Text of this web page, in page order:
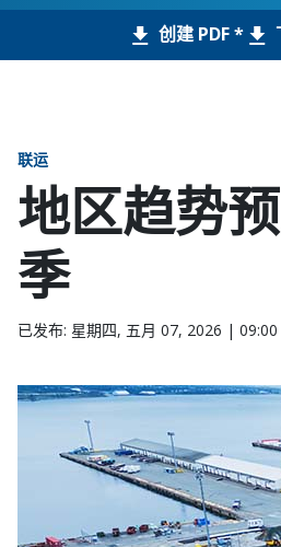
创建 PDF *
联运
地区趋势
季
已发布: 星期四, 五月 07, 2026 |